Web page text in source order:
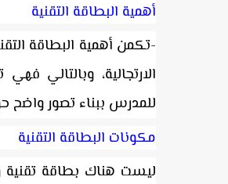
أهمية البطاقة التقنية
-تكمن أهمية البطاقة
الارتجالية، وبالتالي
للمدرس ببناء تصور واضح
مكونات البطاقة التقنية
ليست هناك بطاقة